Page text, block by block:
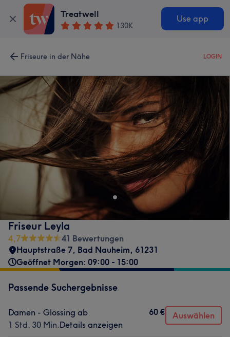
Treatwell
130K
Use app
Friseure in der Nähe LOGIN
Friseur Leyla
4,7
41 Bewertungen
Hauptstraße 7, Bad Nauheim, 61231
Geöffnet Morgen: 09:00 - 15:00
Passende Suchergebnisse
Damen - Glossing ab
1 Std. 30 Min.Details anzeigen
60 € Auswählen